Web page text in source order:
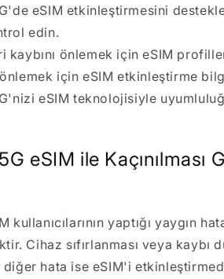
eSIM etkinleştirmesini
edin.
kaybını önlemek için eSIM
için eSIM etkinleştirme
eSIM teknolojisiyle
eSIM ile Kaçınılması
kullanıcılarının yaptığı yaygın
Cihaz sıfırlanması veya kaybı
hata ise eSIM'i